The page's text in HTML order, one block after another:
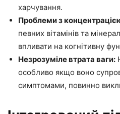
харчування.
Проблеми з
певних вітамінів та
впливати на когнітивну
Незрозуміле втрата ваги:
особливо якщо воно
симптомами, повинно